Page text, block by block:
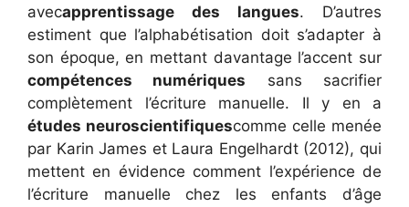
avecapprentissage des langues. D’autres
estiment que l’alphabétisation doit s’adapter à
son époque, en mettant davantage l’accent sur
compétences numériques sans sacrifier
complètement l’écriture manuelle. Il y en a
études neuroscientifiquescomme celle menée
par Karin James et Laura Engelhardt (2012), qui
mettent en évidence comment l’expérience de
l’écriture manuelle chez les enfants d’âge